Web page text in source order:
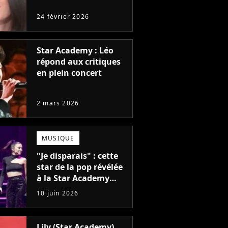
24 février 2026
Star Academy : Léo
répond aux critiques
en plein concert
2 mars 2026
MUSIQUE
"Je disparais" : cette
star de la pop révélée
à la Star Academy
met en pause sa
carrière
10 juin 2026